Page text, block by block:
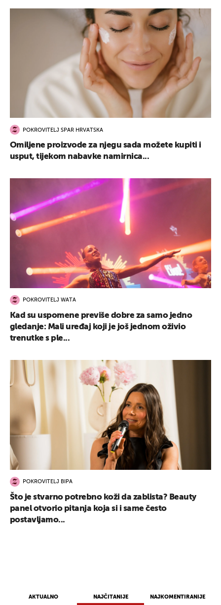
AKTUALNO NAJČITANIJE NAJKOMENTIRANIJE
POKROVITELJ SPAR HRVATSKA
Omiljene proizvode za njegu sada možete kupiti i
usput, tijekom nabavke namirnica...
POKROVITELJ WATA
Kad su uspomene previše dobre za samo jedno
gledanje: Mali uređaj koji je još jednom oživio
trenutke s ple...
POKROVITELJ BIPA
Što je stvarno potrebno koži da zablista? Beauty
panel otvorio pitanja koja si i same često
postavljamo...